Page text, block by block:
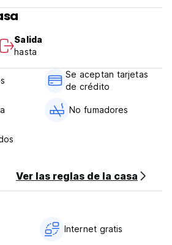
y un televisor cable. La baño
y toallas. El servicio de fax y
hora despacho frontal.
Mínimo de 1 día de aviso para
primer balance de la noche de no
cancelación.
hasta 23:00.
la entrada por dinero y tarjeta.
(Auto-translated from original
Salida
hasta
Se aceptan tarjetas
de crédito
No fumadores
Ver las reglas de la casa
Internet gratis